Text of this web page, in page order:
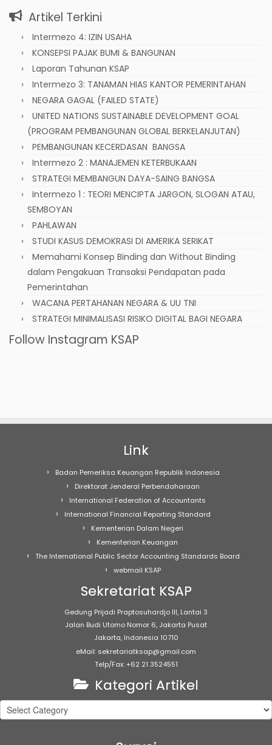
Artikel Terkini
Intermezo 4: IZIN USAHA
KONSEPSI PAJAK BUMI & BANGUNAN
Laporan Tahunan KSAP
Intermezo 3: TANAMAN HIAS KANTOR PEMERINTAHAN
NEGARA GAGAL (FAILED STATE)
UNITED NATIONS SUSTAINABLE DEVELOPMENT GOAL
(PROGRAM PEMBANGUNAN GLOBAL BERKELANJUTAN)
PEMBANGUNAN KECERDASAN BANGSA
Intermezo 2 : MANAJEMEN KETERBUKAAN
STRATEGI MEMBANGUN DAYA-SAING BANGSA
Intermezo 1 : TEORI MENCIPTA JARGON, SLOGAN ATAU,
SEMBOYAN
PAHLAWAN
STUDI KASUS DEMOKRASI DI AMERIKA SERIKAT
Memahami Konsep Binding dan Without Binding
dalam Pengakuan Transaksi Pendapatan pada
Pemerintahan
WACANA PERTAHANAN NEGARA & UU TNI
STRATEGI MINIMALISASI RISIKO DIGITAL BAGI NEGARA
Follow Instagram KSAP
Link
Badan Pemeriksa Keuangan Republik Indonesia
Direktorat Jenderal Perbendaharaan
International Federation of Accountants
International Financial Reporting Standard
Kementerian Dalam Negeri
Kementerian Keuangan
The International Public Sector Accounting Standards Board
webmail KSAP
Sekretariat KSAP
Gedung Prijadi Praptosuhardjo III, Lantai 3
Jalan Budi Utomo Nomor 6, Jakarta Pusat
Jakarta, Indonesia 10710
eMail: sekretariatksap@gmail.com
Telp/Fax: +62 21 3524551
Kategori Artikel
Kategori
Artikel